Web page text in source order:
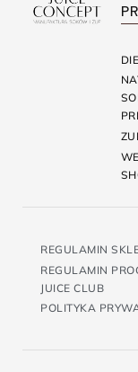
REGULAMIN
REGULAMIN
JUICE CLUB
POLITYKA